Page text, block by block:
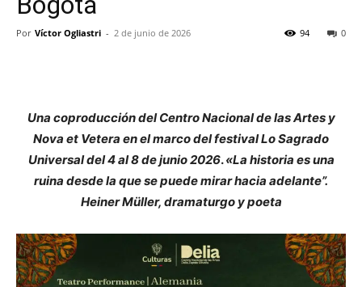
Por Víctor Ogliastri - 2 de junio de 2026 0
94
Una coproducción del Centro Nacional de las Artes y
Nova et Vetera en el marco del festival Lo Sagrado
Universal del 4 al 8 de junio 2026.«La historia es una
ruina desde la que se puede mirar hacia adelante”.
Heiner Müller, dramaturgo y poeta